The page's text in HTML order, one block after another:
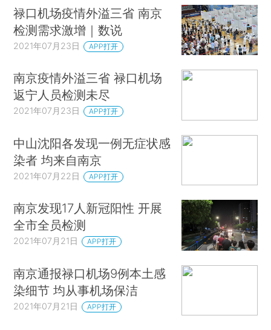
禄口机场疫情外溢三省 南京
检测需求激增｜数说
2021年07月23日 APP打开
南京疫情外溢三省 禄口机场
返宁人员检测未尽
2021年07月23日 APP打开
中山沈阳各发现一例无症状感
染者 均来自南京
2021年07月22日 APP打开
南京发现17人新冠阳性 开展
全市全员检测
2021年07月21日 APP打开
南京通报禄口机场9例本土感
染细节 均从事机场保洁
2021年07月21日 APP打开